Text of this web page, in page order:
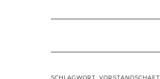
SCHLAGWORT: VORSTANDSCHAFT